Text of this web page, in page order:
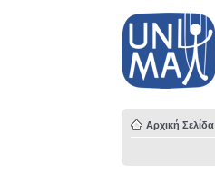
Αρχική Σελίδα